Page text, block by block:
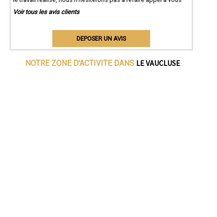
Voir tous les avis clients
DEPOSER UN AVIS
NOTRE ZONE D'ACTIVITE DANS LE VAUCLUSE